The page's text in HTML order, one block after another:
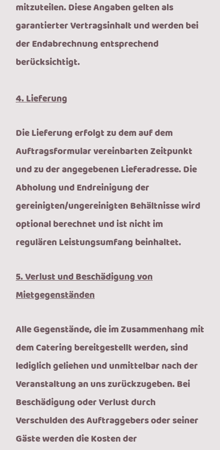
mitzuteilen. Diese Angaben gelten als
garantierter Vertragsinhalt und werden bei
der Endabrechnung entsprechend
berücksichtigt.
4. Lieferung
Die Lieferung erfolgt zu dem auf dem
Auftragsformular vereinbarten Zeitpunkt
und zu der angegebenen Lieferadresse. Die
Abholung und Endreinigung der
gereinigten/ungereinigten Behältnisse wird
optional berechnet und ist nicht im
regulären Leistungsumfang beinhaltet.
5. Verlust und Beschädigung von
Mietgegenständen
Alle Gegenstände, die im Zusammenhang mit
dem Catering bereitgestellt werden, sind
lediglich geliehen und unmittelbar nach der
Veranstaltung an uns zurückzugeben. Bei
Beschädigung oder Verlust durch
Verschulden des Auftraggebers oder seiner
Gäste werden die Kosten der